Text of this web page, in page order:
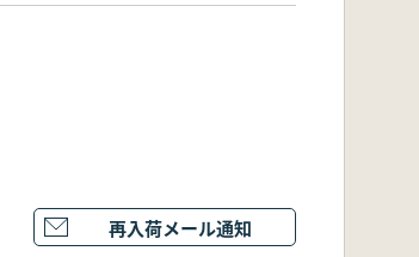
再入荷メール通知